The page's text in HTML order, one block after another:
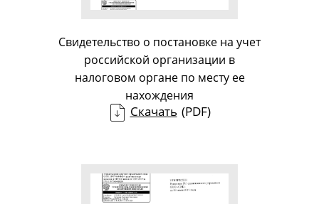
Свидетельство о постановке на учет
российской организации в
налоговом органе по месту ее
нахождения
Скачать